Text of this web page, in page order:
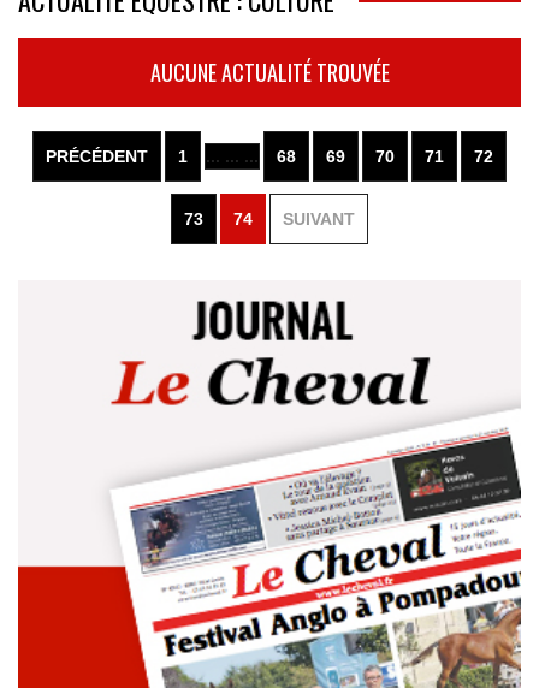
AUCUNE ACTUALITÉ TROUVÉE
PRÉCÉDENT 1 ... ... ... 68 69 70 71 72
73 74 SUIVANT